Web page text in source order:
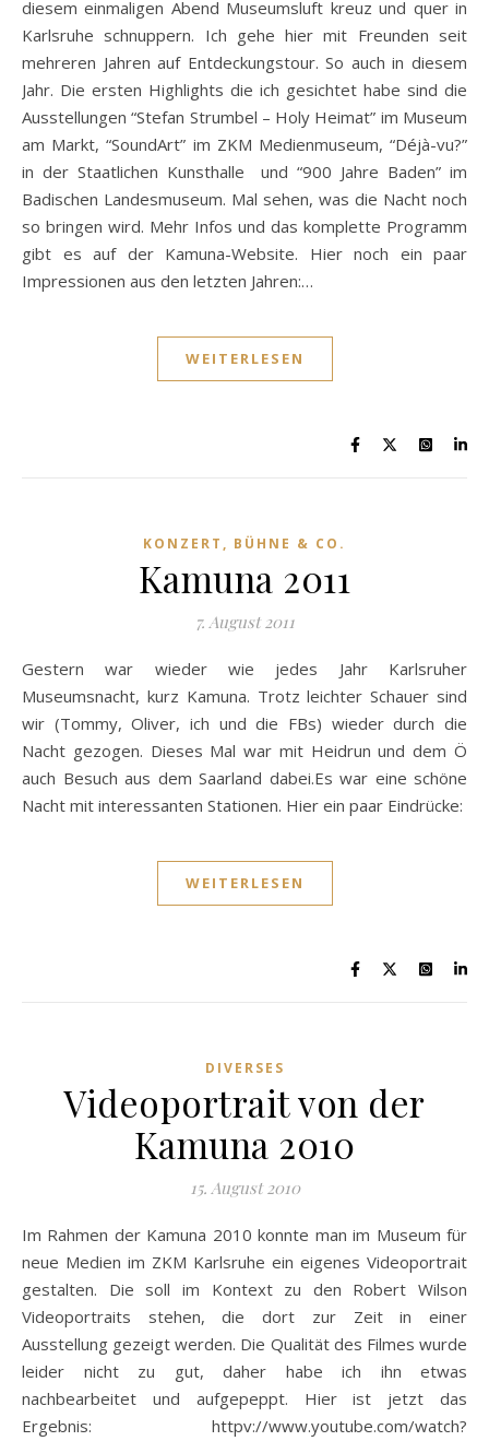
diesem einmaligen Abend Museumsluft kreuz und quer in
Karlsruhe schnuppern. Ich gehe hier mit Freunden seit
mehreren Jahren auf Entdeckungstour. So auch in diesem
Jahr. Die ersten Highlights die ich gesichtet habe sind die
Ausstellungen “Stefan Strumbel – Holy Heimat” im Museum
am Markt, “SoundArt” im ZKM Medienmuseum, “Déjà-vu?”
in der Staatlichen Kunsthalle und “900 Jahre Baden” im
Badischen Landesmuseum. Mal sehen, was die Nacht noch
so bringen wird. Mehr Infos und das komplette Programm
gibt es auf der Kamuna-Website. Hier noch ein paar
Impressionen aus den letzten Jahren:…
WEITERLESEN
KONZERT, BÜHNE & CO.
Kamuna 2011
7. August 2011
Gestern war wieder wie jedes Jahr Karlsruher
Museumsnacht, kurz Kamuna. Trotz leichter Schauer sind
wir (Tommy, Oliver, ich und die FBs) wieder durch die
Nacht gezogen. Dieses Mal war mit Heidrun und dem Ö
auch Besuch aus dem Saarland dabei.Es war eine schöne
Nacht mit interessanten Stationen. Hier ein paar Eindrücke:
WEITERLESEN
DIVERSES
Videoportrait von der
Kamuna 2010
15. August 2010
Im Rahmen der Kamuna 2010 konnte man im Museum für
neue Medien im ZKM Karlsruhe ein eigenes Videoportrait
gestalten. Die soll im Kontext zu den Robert Wilson
Videoportraits stehen, die dort zur Zeit in einer
Ausstellung gezeigt werden. Die Qualität des Filmes wurde
leider nicht zu gut, daher habe ich ihn etwas
nachbearbeitet und aufgepeppt. Hier ist jetzt das
Ergebnis: httpv://www.youtube.com/watch?